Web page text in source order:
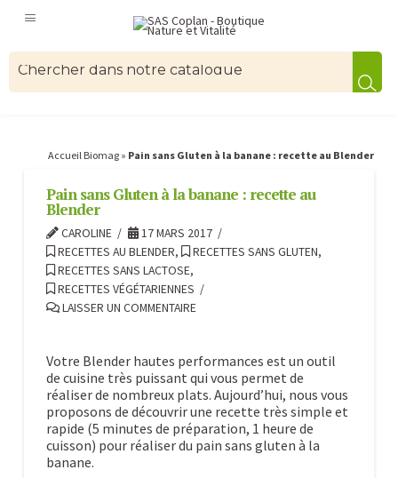
Accueil Biomag » Pain sans Gluten à la banane : recette au Blender
Pain sans Gluten à la banane : recette au
Blender
CAROLINE
17 MARS 2017
RECETTES AU BLENDER, RECETTES SANS GLUTEN,
RECETTES SANS LACTOSE,
RECETTES VÉGÉTARIENNES
LAISSER UN COMMENTAIRE
Votre Blender hautes performances est un outil
de cuisine très puissant qui vous permet de
réaliser de nombreux plats. Aujourd’hui, nous vous
proposons de découvrir une recette très simple et
rapide (5 minutes de préparation, 1 heure de
cuisson) pour réaliser du pain sans gluten à la
banane.